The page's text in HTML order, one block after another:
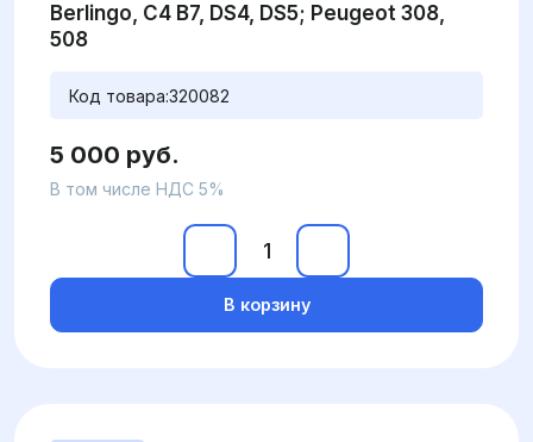
Berlingo, C4 B7, DS4, DS5; Peugeot 308,
508
Код товара:320082
5 000 руб.
В том числе НДС 5%
В корзину